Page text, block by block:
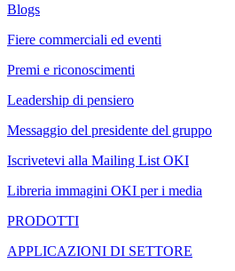
Blogs
Fiere commerciali ed eventi
Premi e riconoscimenti
Leadership di pensiero
Messaggio del presidente del gruppo
Iscrivetevi alla Mailing List OKI
Libreria immagini OKI per i media
PRODOTTI
APPLICAZIONI DI SETTORE